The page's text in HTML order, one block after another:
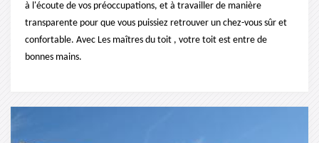
à l'écoute de vos préoccupations, et à travailler de manière
transparente pour que vous puissiez retrouver un chez-vous sûr et
confortable. Avec Les maîtres du toit , votre toit est entre de
bonnes mains.